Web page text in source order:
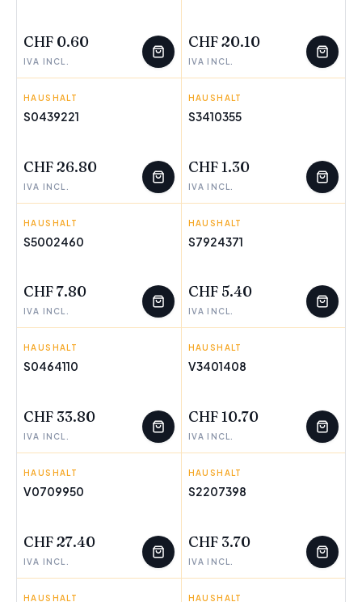
CHF 0.60
IVA INCL.
CHF 20.10
IVA INCL.
BRA
HAUSHALT
S0439221
CHF 26.80
IVA INCL.
VERSA
HAUSHALT
S3410355
CHF 1.30
IVA INCL.
MASTERPRO
HAUSHALT
S5002460
CHF 7.80
IVA INCL.
IBILI
HAUSHALT
S7924371
CHF 5.40
IVA INCL.
INOXIBAR
HAUSHALT
S0464110
CHF 33.80
IVA INCL.
ARCOROC
HAUSHALT
V3401408
CHF 10.70
IVA INCL.
TEFAL
HAUSHALT
V0709950
CHF 27.40
IVA INCL.
INDE
HAUSHALT
S2207398
CHF 3.70
IVA INCL.
LA MEDITERRÁNEA
HAUSHALT INDE
HAUSHALT